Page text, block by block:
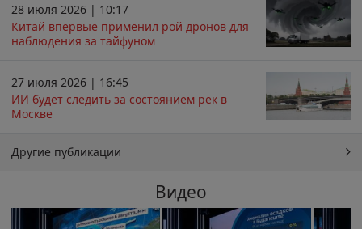
28 июля 2026 | 10:17
Китай впервые применил рой дронов для
наблюдения за тайфуном
27 июля 2026 | 16:45
ИИ будет следить за состоянием рек в
Москве
Другие публикации
Видео